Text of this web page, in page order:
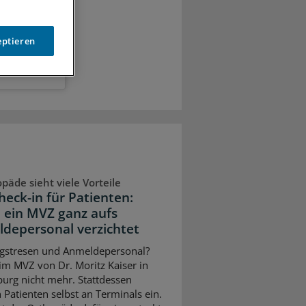
sieht viele Vorteile
in für Patienten:
ein MVZ ganz aufs
verzichtet
und Anmeldepersonal?
MVZ von Dr. Moritz Kaiser in
nicht mehr. Stattdessen
Patienten selbst an Terminals ein.